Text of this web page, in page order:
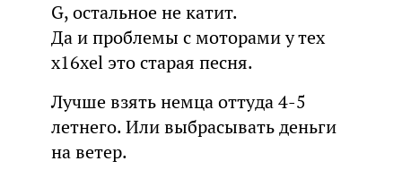
G, остальное не катит.
Да и проблемы с моторами у тех
x16xel это старая песня.
Лучше взять немца оттуда 4-5
летнего. Или выбрасывать деньги
на ветер.